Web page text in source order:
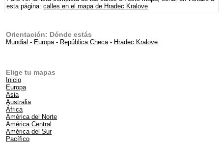
esta página:calles en el mapa de Hradec Kralove
Orientación: Dónde estás
Mundial - Europa- República Checa- Hradec Kralove
Elige tu mapas
Inicio
Europa
Asia
Australia
África
América del Norte
América Central
América del Sur
Pacífico